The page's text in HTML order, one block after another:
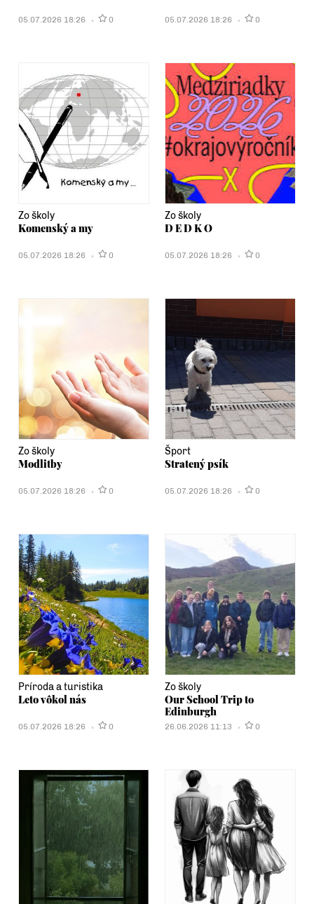
05.07.2026 18:26 0 05.07.2026 18:26 0
Zo školy
Komenský a my
05.07.2026 18:26 0
Zo školy
D E D K O
05.07.2026 18:26 0
Zo školy
Modlitby
05.07.2026 18:26 0
Šport
Stratený psík
05.07.2026 18:26 0
Príroda a turistika
Leto vôkol nás
05.07.2026 18:26 0
Zo školy
Our School Trip to
Edinburgh
26.06.2026 11:13 0